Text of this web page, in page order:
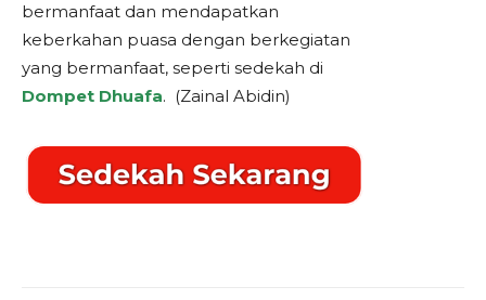
bermanfaat dan mendapatkan
keberkahan puasa dengan berkegiatan
yang bermanfaat, seperti sedekah di
Dompet Dhuafa. (Zainal Abidin)